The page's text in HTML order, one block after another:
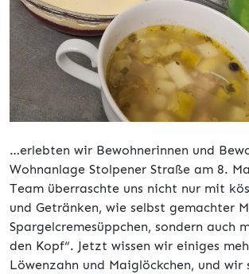
…erlebten wir Bewohnerinnen und
Wohnanlage Stolpener Straße am 8.
Team überraschte uns nicht nur mit
und Getränken, wie selbst gemachter
Spargelcremesüppchen, sondern auch
den Kopf“. Jetzt wissen wir einiges
Löwenzahn und Maiglöckchen, und